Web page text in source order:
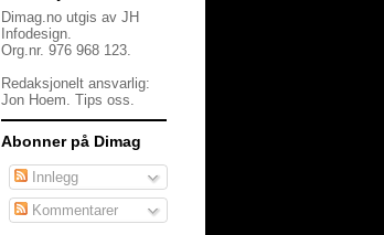
Dimag.no utgis av JH
Infodesign.
Org.nr. 976 968 123.
Redaksjonelt ansvarlig:
Jon Hoem. Tips oss
Abonner på Dimag
Innlegg
Kommentarer